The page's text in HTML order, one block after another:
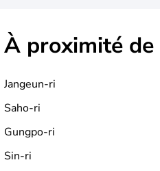
À proximité de
Jangeun-ri
Saho-ri
Gungpo-ri
Sin-ri